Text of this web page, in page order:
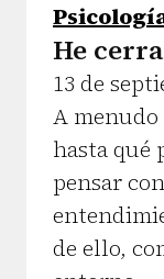
He
13 de
A menudo
hasta qué
pensar
de ello,